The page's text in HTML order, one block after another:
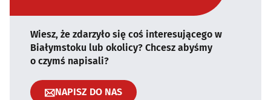
Wiesz, że zdarzyło się coś interesującego w
Białymstoku lub okolicy? Chcesz abyśmy
o czymś napisali?
NAPISZ DO NAS